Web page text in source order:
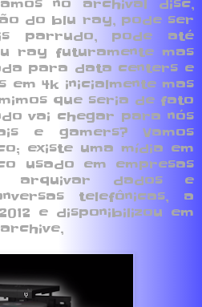
no archival disc,
do blu ray, pode ser
parrudo, pode até
ray futuramente mas
para data centers e
em 4k inicialmente mas
que seria de fato
vai chegar para nós
e gamers? Vamos
existe uma mídia em
usado em empresas
arquivar dados e
telefônicas, a
e disponibilizou em